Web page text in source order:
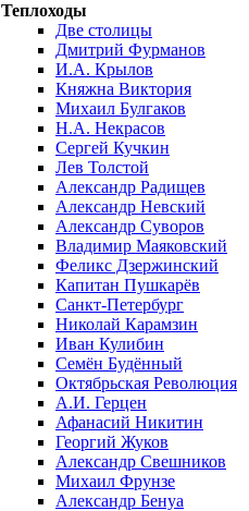
Теплоходы
Две столицы
Дмитрий Фурманов
И.А. Крылов
Княжна Виктория
Михаил Булгаков
Н.А. Некрасов
Сергей Кучкин
Лев Толстой
Александр Радищев
Александр Невский
Александр Суворов
Владимир Маяковский
Феликс Дзержинский
Капитан Пушкарёв
Санкт-Петербург
Николай Карамзин
Иван Кулибин
Семён Будённый
Октябрьская Революция
А.И. Герцен
Афанасий Никитин
Георгий Жуков
Александр Свешников
Михаил Фрунзе
Александр Бенуа